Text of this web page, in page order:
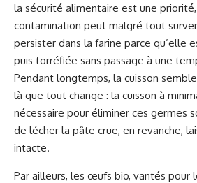
la sécurité alimentaire est une
contamination peut malgré tout
persister dans la farine parce qu’elle
puis torréfiée sans passage à une
Pendant longtemps, la cuisson
là que tout change : la cuisson à
nécessaire pour éliminer ces germes
de lécher la pâte crue, en revanche,
intacte.
Par ailleurs, les œufs bio, vantés pour